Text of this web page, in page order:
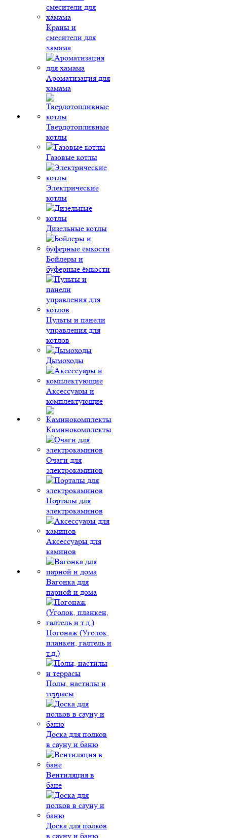
Краны и
смесители для
хамама
Ароматизация для
хамама
Твердотопливные
котлы
Газовые котлы
Электрические
котлы
Дизельные котлы
Бойлеры и
буферные ёмкости
Пульты и панели
управления для
котлов
Дымоходы
Аксессуары и
комплектующие
Каминокомплекты
Очаги для
электрокаминов
Порталы для
электрокаминов
Аксессуары для
каминов
Вагонка для
парной и дома
Погонаж (Уголок,
планкен, галтель и
т.д.)
Полы, настилы и
террасы
Доска для полков
в сауну и баню
Вентиляция в
бане
Доска для полков
в сауну и баню